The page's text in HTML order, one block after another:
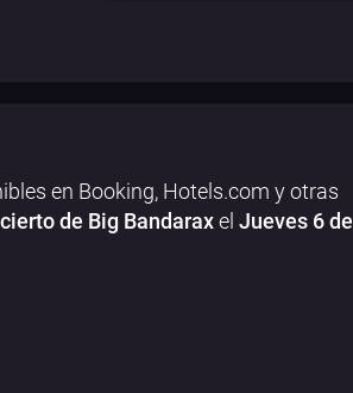
en Booking, Hotels.com y otras
de Big Bandaraxel Jueves 6 de